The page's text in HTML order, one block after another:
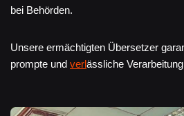
bei Behörden.
Unsere ermächtigten Übersetzer
prompte und verlässliche